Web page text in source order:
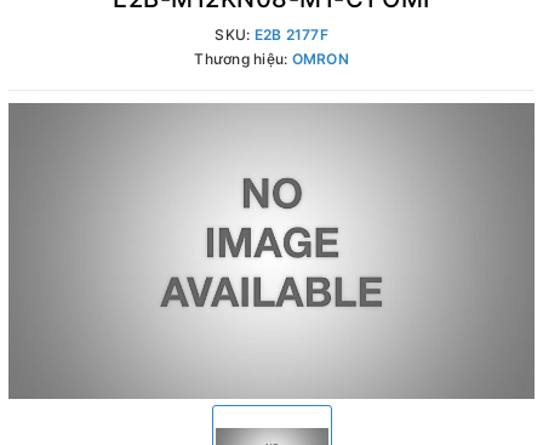
SKU: E2B 2177F
Thương hiệu: OMRON